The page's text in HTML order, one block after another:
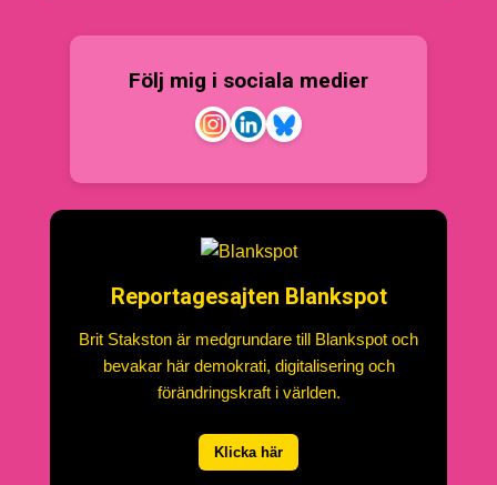
Följ mig i sociala medier
Reportagesajten Blankspot
Brit Stakston är medgrundare till Blankspot och
bevakar här demokrati, digitalisering och
förändringskraft i världen.
Klicka här